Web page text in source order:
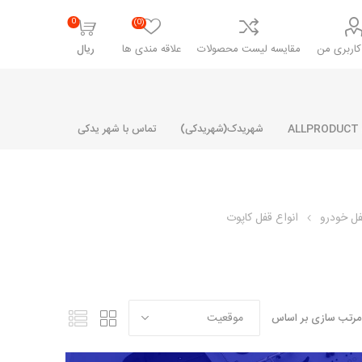
من مقایسه لیست محصولات علاقه مندی ها
(0)
0
ریال
مشترک رنو و ال 90
تخصصی ال 90
تخصصی ال 90 ( وانت )
شهریدک(شهریدکی) تماس با شهر یدکی
خودرو انواع قفل کاپوت
مرتب سازی بر اساس